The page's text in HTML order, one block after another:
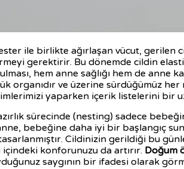
ile birlikte ağırlaşan vücut, gerilen
gerektirir. Bu dönemde cildin
hem anne sağlığı hem de anne
organıdır ve üzerine sürdüğümüz
yaparken içerik listelerini bir
sürecinde (nesting) sadece
bebeğine daha iyi bir başlangıç
Cildinizin gerildiği bu
konforunuzu da artırır. Doğum
saygının bir ifadesi olarak